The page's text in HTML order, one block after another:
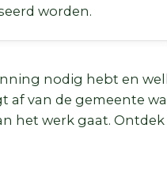
worden.
nodig hebt en
af van de gemeente
het werk gaat. Ontdek